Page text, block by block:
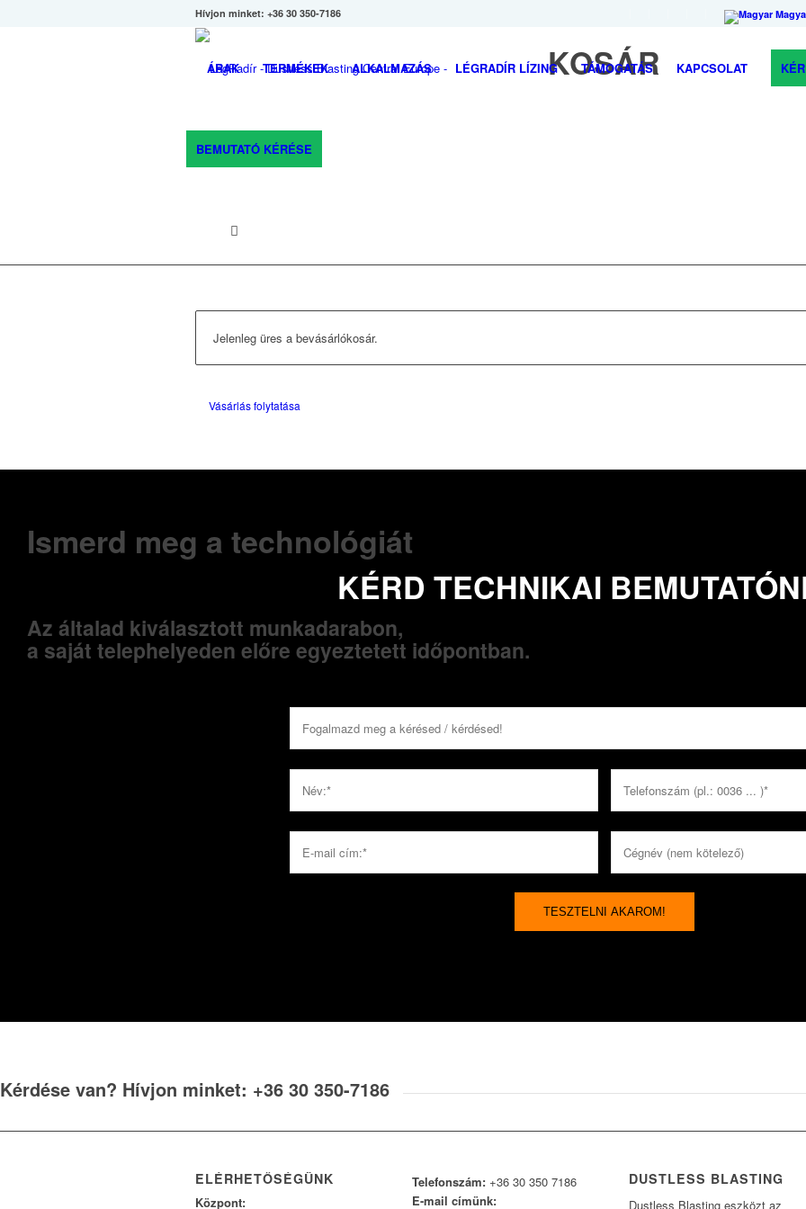
Hívjon minket: +36 30 350-7186
ÁRAK TERMÉKEK ALKALMAZÁS LÉGRADÍR LÍZING TÁMOGATÁS KAPCSOLAT
BEMUTATÓ KÉRÉSE
KOSÁR
Jelenleg üres a bevásárlókosár.
Vásárlás folytatása
Ismerd meg a technológiát
KÉRD TECHNIKAI
Az általad kiválasztott munkadarabon,
a saját telephelyeden előre egyeztetett időpontban.
Kérdése van? Hívjon minket: +36 30 350-7186
ELÉRHETŐSÉGÜNK
Központ:
Telefonszám: +36 30 350 7186
E-mail címünk:
DUSTLESS BLASTING
Dustless Blasting eszközt az